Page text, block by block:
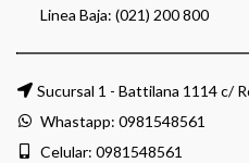
Linea Baja: (021) 200 800
Sucursal 1 - Battilana 1114 c/
Whastapp: 0981548561
Celular: 0981548561